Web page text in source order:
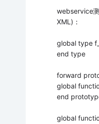
webservice
XML)：
global type
end type
forward
global
end
global